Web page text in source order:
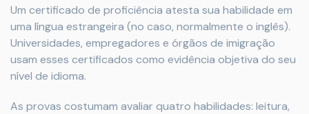
Um certificado de proficiência atesta sua habilidade em
uma língua estrangeira (no caso, normalmente o inglês).
Universidades, empregadores e órgãos de imigração
usam esses certificados como evidência objetiva do seu
nível de idioma.
As provas costumam avaliar quatro habilidades: leitura,